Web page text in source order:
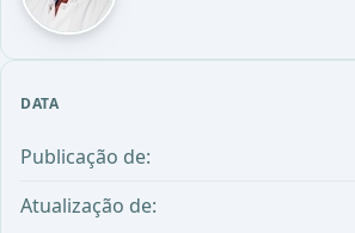
DATA
Publicação de:
Atualização de: